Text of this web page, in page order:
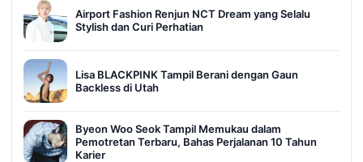
Airport Fashion Renjun NCT Dream yang Selalu
Stylish dan Curi Perhatian
Lisa BLACKPINK Tampil Berani dengan Gaun
Backless di Utah
Byeon Woo Seok Tampil Memukau dalam
Pemotretan Terbaru, Bahas Perjalanan 10 Tahun
Karier